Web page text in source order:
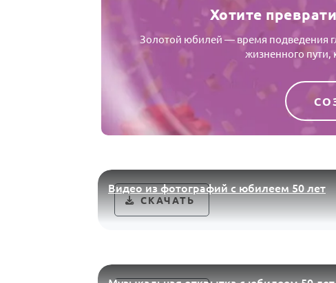
Хотите
Золотой юбилей — время подведения
жизненного пути,
Видео из фотографий с юбилеем 50 лет
СКАЧАТЬ